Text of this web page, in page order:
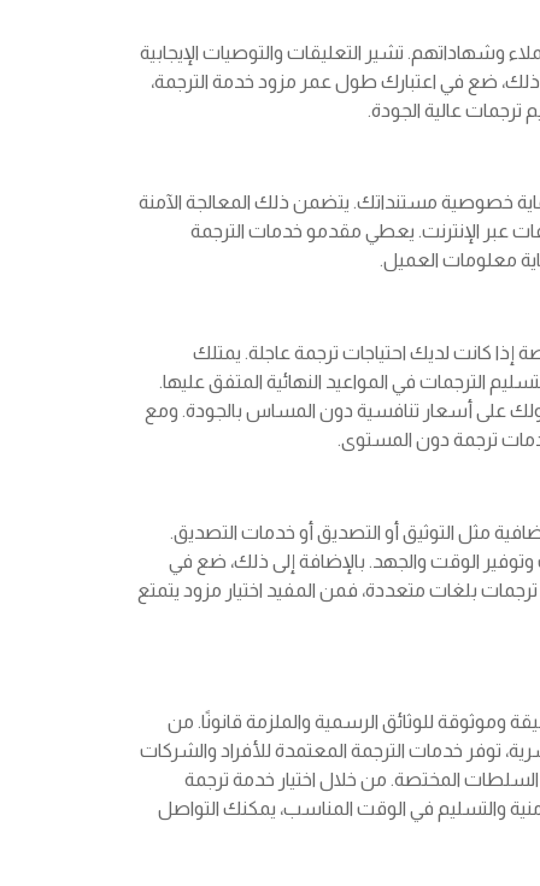
وشهاداتهم. تشير التعليقات والتوصيات الإيجابية
ذلك، ضع في اعتبارك طول عمر مزود خدمة الترجمة،
عالية الجودة.
خصوصية مستنداتك. يتضمن ذلك المعالجة الآمنة
عبر الإنترنت. يعطي مقدمو خدمات الترجمة
معلومات العميل.
إذا كانت لديك احتياجات ترجمة عاجلة. يمتلك
الترجمات في المواعيد النهائية المتفق عليها.
على أسعار تنافسية دون المساس بالجودة. ومع
ترجمة دون المستوى.
مثل التوثيق أو التصديق أو خدمات التصديق.
الوقت والجهد. بالإضافة إلى ذلك، ضع في
بلغات متعددة، فمن المفيد اختيار مزود يتمتع
للوثائق الرسمية والملزمة قانونًا. من
توفر خدمات الترجمة المعتمدة للأفراد والشركات
المختصة. من خلال اختيار خدمة ترجمة
والتسليم في الوقت المناسب، يمكنك التواصل